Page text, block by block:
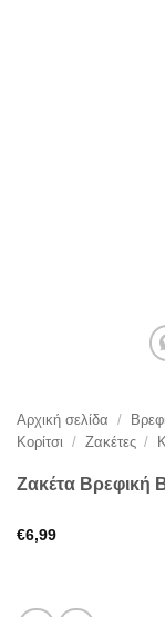
Αρχική σελίδα /
Κορίτσι / Ζακέτες /
Ζακέτα Βρεφική
€6,99